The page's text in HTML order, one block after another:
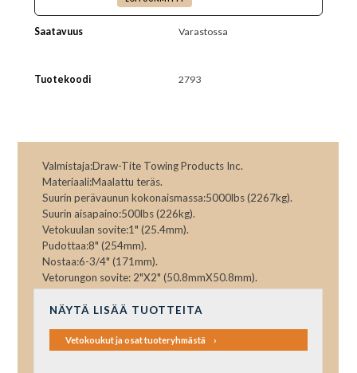
Saatavuus Varastossa
Tuotekoodi 2793
Valmistaja:Draw-Tite Towing Products Inc.
Materiaali:Maalattu teräs.
Suurin perävaunun kokonaismassa:5000lbs (2267kg).
Suurin aisapaino:500lbs (226kg).
Vetokuulan sovite:1" (25.4mm).
Pudottaa:8" (254mm).
Nostaa:6-3/4" (171mm).
Vetorungon sovite: 2"X2" (50.8mmX50.8mm).
NÄYTÄ LISÄÄ TUOTTEITA
Vetokoukut ja osat tuoteryhmästä